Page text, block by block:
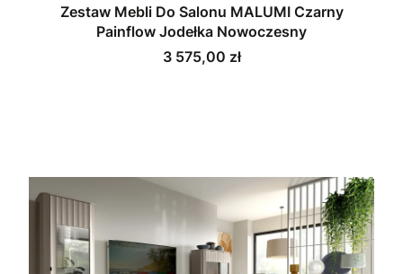
Zestaw Mebli Do Salonu MALUMI Czarny
Painflow Jodełka Nowoczesny
Cena
3 575,00 zł